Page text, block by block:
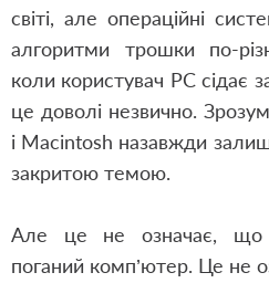
світі, але операційні
алгоритми трошки по-
коли користувач PC сідає
це доволі незвично.
і Macintosh назавжди
закритою темою.
Але це не означає, що
поганий комп’ютер. Це не